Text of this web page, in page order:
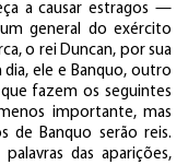
a causar estragos —
general do exército
o rei Duncan, por sua
ele e Banquo, outro
fazem os seguintes
importante, mas
de Banquo serão reis.
das aparições,